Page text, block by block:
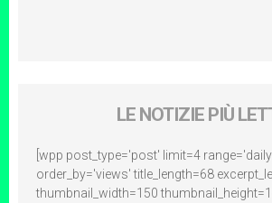
LE NOTIZIE PIÙ
[wpp post_type='post' limit=4
order_by='views' title_length=68
thumbnail_width=150